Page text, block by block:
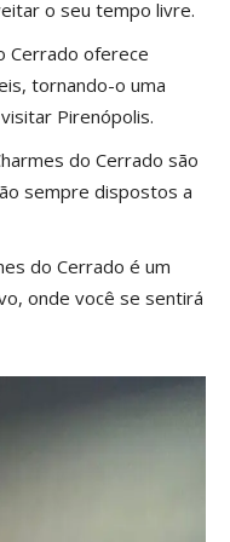
o seu tempo livre.
Cerrado oferece
tornando-o uma
Pirenópolis.
do Cerrado são
sempre dispostos a
do Cerrado é um
onde você se sentirá